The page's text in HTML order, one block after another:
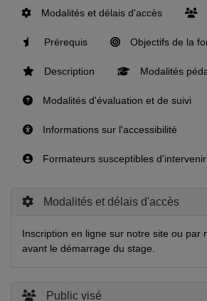
Modalités et délais d'accès
Prérequis Objectifs de la
Description Modalités
Modalités d'évaluation et de suivi
Informations sur l'accessibilité
Formateurs susceptibles d'intervenir
Modalités et délais d'accès
Inscription en ligne sur notre site ou par
avant le démarrage du stage.
Public visé